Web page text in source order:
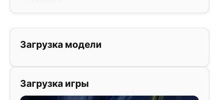
Загрузка модели
Загрузка игры